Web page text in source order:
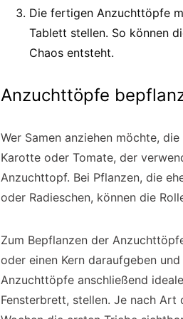
Die fertigen Anzuchttöpfe
Tablett stellen. So können
Chaos entsteht.
Anzuchttöpfe
Wer Samen anziehen möchte,
Karotte oder Tomate, der
Anzuchttopf. Bei Pflanzen, die
oder Radieschen, können die
Zum Bepflanzen der
oder einen Kern daraufgeben
Anzuchttöpfe anschließend
Fensterbrett, stellen. Je nach Art